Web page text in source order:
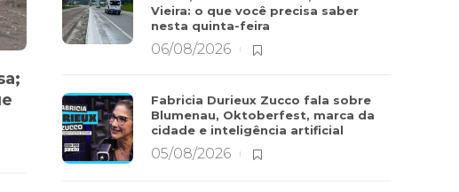
Vieira: o que você precisa saber
nesta quinta-feira
06/08/2026
Fabricia Durieux Zucco fala sobre
Blumenau, Oktoberfest, marca da
cidade e inteligência artificial
05/08/2026